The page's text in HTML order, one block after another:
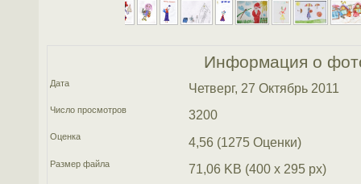
Информация о
Дата Четверг, 27 Октябрь 2011
Число просмотров 3200
Оценка 4,56 (1275 Оценки)
Размер файла 71,06 KB (400 x 295 px)